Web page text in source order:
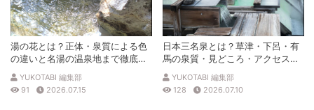
湯の花とは？正体・泉質による色
の違いと名湯の温泉地まで徹底解
説
YUKOTABI 編集部
91
2026.07.15
日本三名泉とは？草津・下呂・有
馬の泉質・見どころ・アクセスを
徹底解説
YUKOTABI 編集部
128
2026.07.10